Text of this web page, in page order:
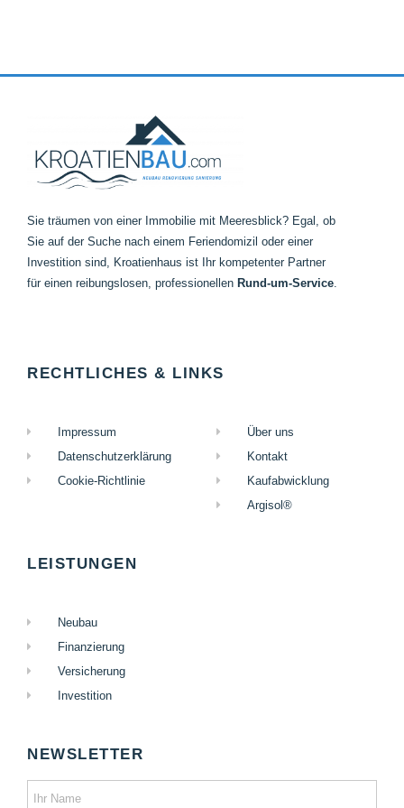
Sie träumen von einer Immobilie mit Meeresblick? Egal, ob
Sie auf der Suche nach einem Feriendomizil oder einer
Investition sind, Kroatienhaus ist Ihr kompetenter Partner
für einen reibungslosen, professionellen Rund-um-Service.
RECHTLICHES & LINKS
Impressum
Datenschutzerklärung
Cookie-Richtlinie
Über uns
Kontakt
Kaufabwicklung
Argisol®
LEISTUNGEN
Neubau
Finanzierung
Versicherung
Investition
NEWSLETTER